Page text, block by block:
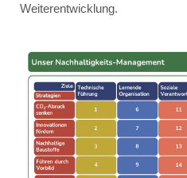
Weiterentwicklung.